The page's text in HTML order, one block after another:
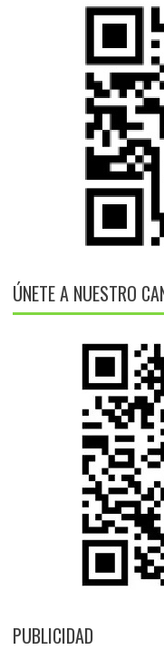
ÚNETE A NUESTRO
PUBLICIDAD